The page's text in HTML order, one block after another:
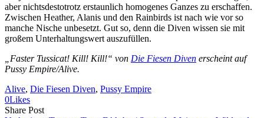
aber nichtsdestotrotz erstaunlich homogenes Ganzes zu erschaffen.
Zwischen Heather, Alanis und den Rainbirds ist nach wie vor so
manche Nische unbesetzt. Gut so, denn die Diven wissen sie mit
großem Unterhaltungswert auszufüllen.
„Faster Tussicat! Kill! Kill!“ von Die Fiesen Diven erscheint auf
Pussy Empire/Alive.
Alive, Die Fiesen Diven, Pussy Empire
0Likes
Share PostShare
Copy
Send